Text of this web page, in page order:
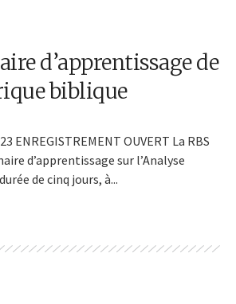
d’apprentissage de
biblique
ENREGISTREMENT OUVERT La RBS
d’apprentissage sur l’Analyse
de cinq jours, à...
Séminaire annuel d’apprentissage de